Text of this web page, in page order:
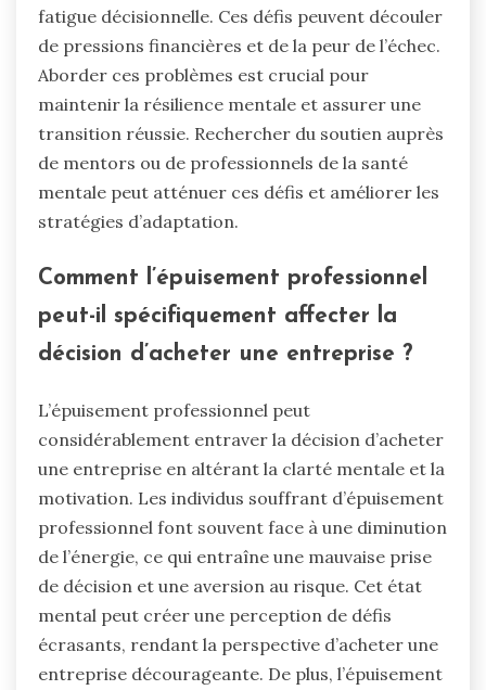
fatigue décisionnelle. Ces défis peuvent découler
de pressions financières et de la peur de l’échec.
Aborder ces problèmes est crucial pour
maintenir la résilience mentale et assurer une
transition réussie. Rechercher du soutien auprès
de mentors ou de professionnels de la santé
mentale peut atténuer ces défis et améliorer les
stratégies d’adaptation.
Comment l’épuisement professionnel
peut-il spécifiquement affecter la
décision d’acheter une entreprise ?
L’épuisement professionnel peut
considérablement entraver la décision d’acheter
une entreprise en altérant la clarté mentale et la
motivation. Les individus souffrant d’épuisement
professionnel font souvent face à une diminution
de l’énergie, ce qui entraîne une mauvaise prise
de décision et une aversion au risque. Cet état
mental peut créer une perception de défis
écrasants, rendant la perspective d’acheter une
entreprise décourageante. De plus, l’épuisement